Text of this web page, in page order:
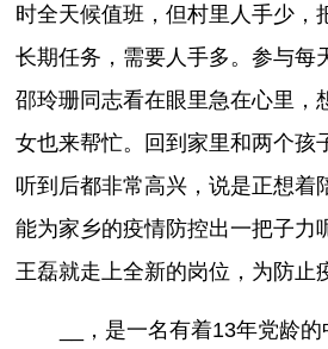
时全天候值班，但村里人手少，
长期任务，需要人手多。参与每
邵玲珊同志看在眼里急在心里，
女也来帮忙。回到家里和两个孩
听到后都非常高兴，说是正想着
能为家乡的疫情防控出一把子力
王磊就走上全新的岗位，为防止
__，是一名有着13年党龄